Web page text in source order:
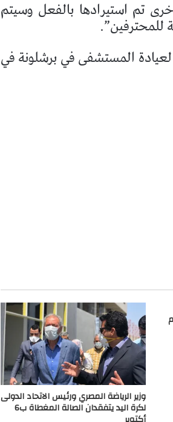
تم استيرادها بالفعل وسيتم
للمحترفين”.
المستشفى في برشلونة في
وزير الرياضة المصري ورئيس الاتحاد الدولى
لكرة اليد يتفقدان الصالة المغطاة ب6